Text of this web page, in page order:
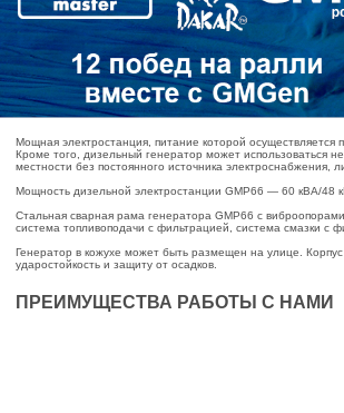
Мощная электростанция, питание которой
Кроме того, дизельный генератор может использоваться
местности без постоянного источника
Мощность дизельной электростанции GMP66 — 60 кВА/48
Стальная сварная рама генератора GMP66 с
система топливоподачи с фильтрацией, система смазки
Генератор в кожухе может быть размещен на улице.
ударостойкость и защиту от осадков.
ПРЕИМУЩЕСТВА РАБОТЫ С НАМИ